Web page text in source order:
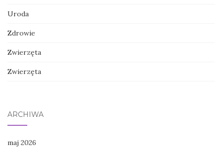
Uroda
Zdrowie
Zwierzęta
Zwierzęta
ARCHIWA
maj 2026